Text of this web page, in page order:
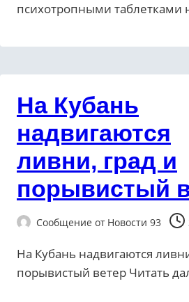
психотропными
На Кубань
надвигаются
ливни, град и
порывистый
Сообщение от Новости 93
На Кубань надвигаются
порывистый ветер ​Читать